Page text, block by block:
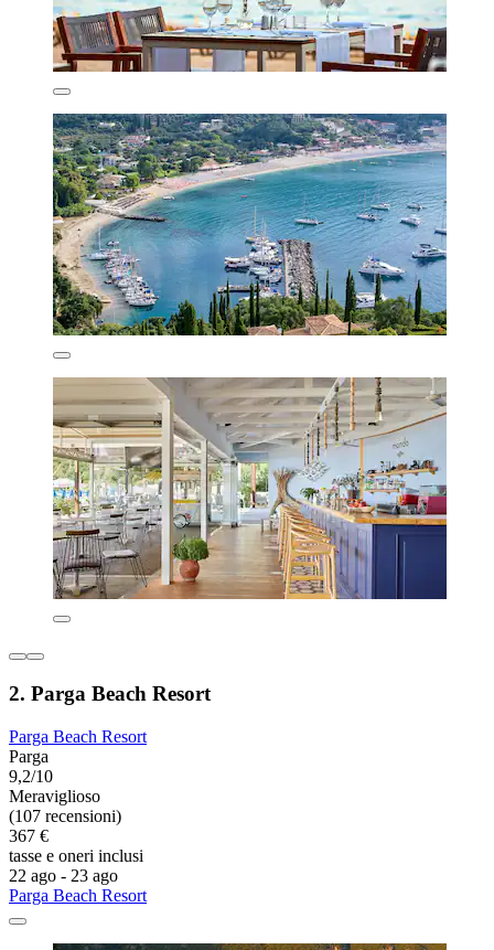
2. Parga Beach Resort
Parga Beach Resort
Parga
9,2/10
Meraviglioso
(107 recensioni)
367 €
tasse e oneri inclusi
22 ago - 23 ago
Parga Beach Resort